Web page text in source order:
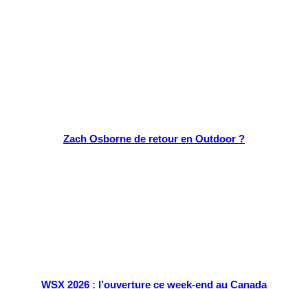
Zach Osborne de retour en Outdoor ?
WSX 2026 : l’ouverture ce week-end au Canada